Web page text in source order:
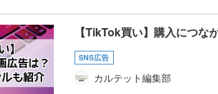
【TikTok買い】購入につな
SNS広告
カルテット編集部